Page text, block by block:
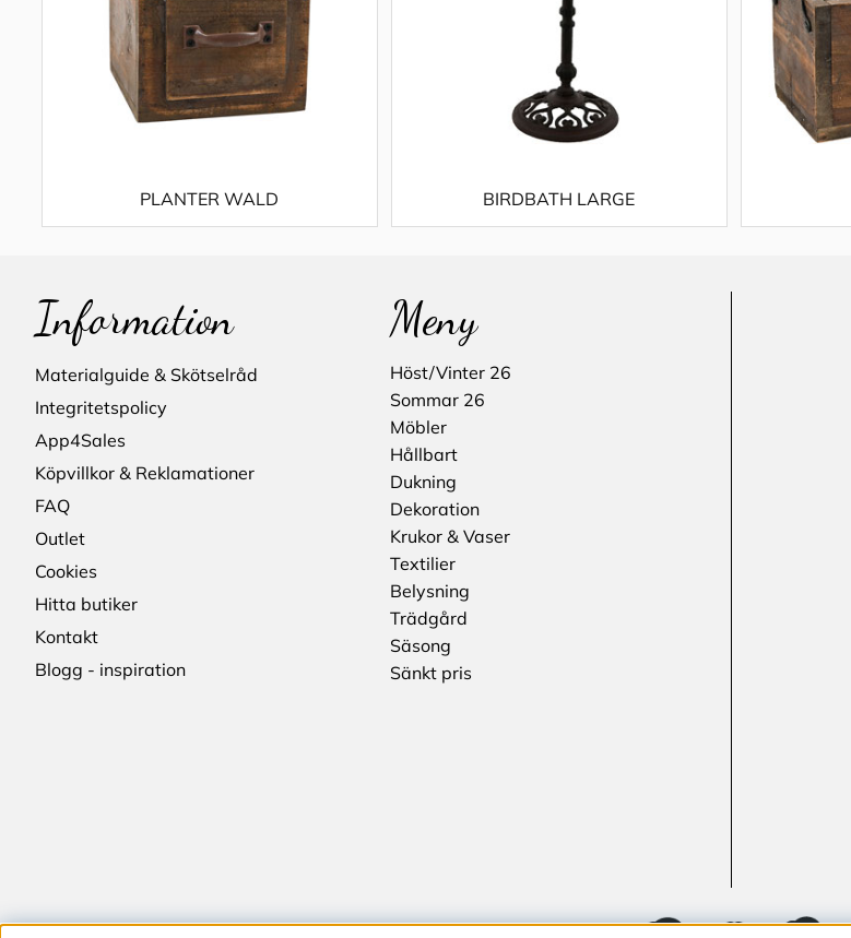
PLANTER WALD BIRDBATH LARGE
Information
Materialguide & Skötselråd
Integritetspolicy
App4Sales
Köpvillkor & Reklamationer
FAQ
Outlet
Cookies
Hitta butiker
Kontakt
Blogg - inspiration
Meny
Höst/Vinter 26
Sommar 26
Möbler
Hållbart
Dukning
Dekoration
Krukor & Vaser
Textilier
Belysning
Trädgård
Säsong
Sänkt pris